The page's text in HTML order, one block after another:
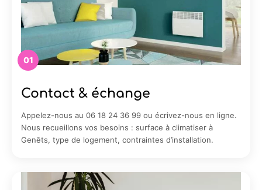
01
Contact & échange
Appelez-nous au 06 18 24 36 99 ou écrivez-nous en ligne.
Nous recueillons vos besoins : surface à climatiser à
Genêts, type de logement, contraintes d’installation.